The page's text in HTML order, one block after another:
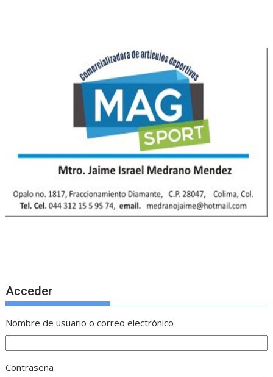
Acceder
Nombre de usuario o correo electrónico
Contraseña